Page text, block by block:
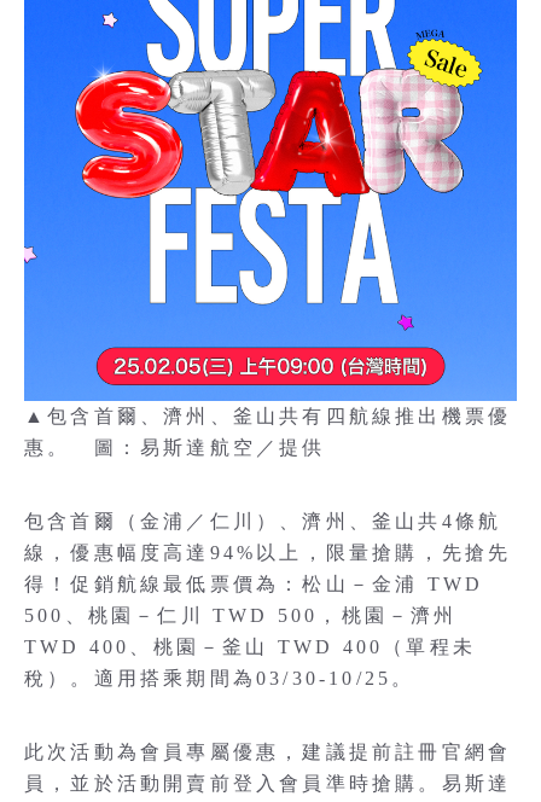
▲包含首爾、濟州、釜山共有四航線推出機票優
惠。 圖：易斯達航空／提供
包含首爾（金浦／仁川）、濟州、釜山共4條航
線，優惠幅度高達94%以上，限量搶購，先搶先
得！促銷航線最低票價為：松山－金浦 TWD
500、桃園－仁川 TWD 500，桃園－濟州
TWD 400、桃園－釜山 TWD 400（單程未
稅）。適用搭乘期間為03/30-10/25。
此次活動為會員專屬優惠，建議提前註冊官網會
員，並於活動開賣前登入會員準時搶購。易斯達